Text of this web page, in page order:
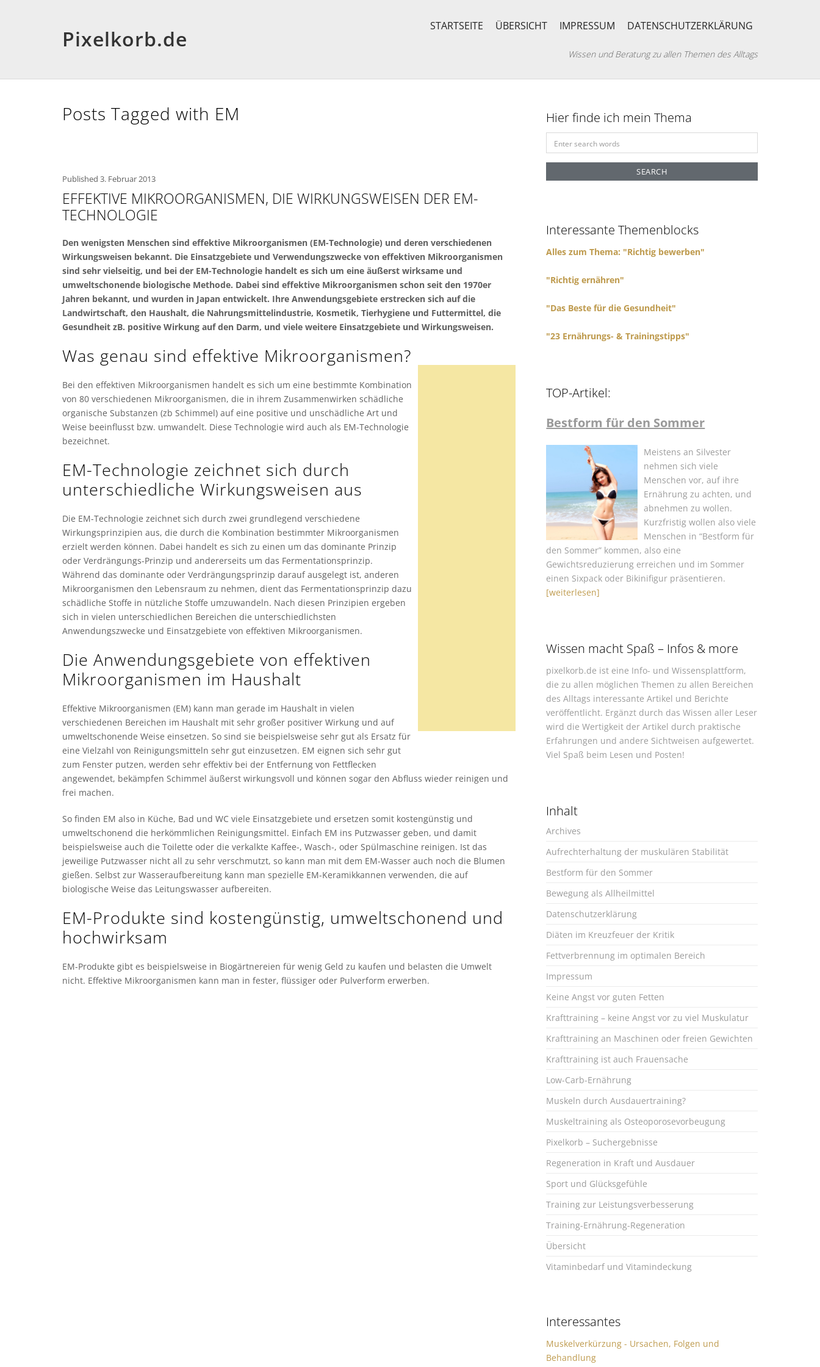
Pixelkorb.de
STARTSEITE ÜBERSICHT IMPRESSUM DATENSCHUTZERKLÄRUNG
Wissen und Beratung zu allen Themen des Alltags
Posts Tagged with EM
Published 3. Februar 2013
EFFEKTIVE MIKROORGANISMEN, DIE WIRKUNGSWEISEN DER EM-
TECHNOLOGIE
Den wenigsten Menschen sind effektive Mikroorganismen (EM-Technologie) und deren verschiedenen
Wirkungsweisen bekannt. Die Einsatzgebiete und Verwendungszwecke von effektiven Mikroorganismen
sind sehr vielseitig, und bei der EM-Technologie handelt es sich um eine äußerst wirksame und
umweltschonende biologische Methode. Dabei sind effektive Mikroorganismen schon seit den 1970er
Jahren bekannt, und wurden in Japan entwickelt. Ihre Anwendungsgebiete erstrecken sich auf die
Landwirtschaft, den Haushalt, die Nahrungsmittelindustrie, Kosmetik, Tierhygiene und Futtermittel, die
Gesundheit zB. positive Wirkung auf den Darm, und viele weitere Einsatzgebiete und Wirkungsweisen.
Was genau sind effektive Mikroorganismen?
Bei den effektiven Mikroorganismen handelt es sich um eine bestimmte Kombination
von 80 verschiedenen Mikroorganismen, die in ihrem Zusammenwirken schädliche
organische Substanzen (zb Schimmel) auf eine positive und unschädliche Art und
Weise beeinflusst bzw. umwandelt. Diese Technologie wird auch als EM-Technologie
bezeichnet.
EM-Technologie zeichnet sich durch
unterschiedliche Wirkungsweisen aus
Die EM-Technologie zeichnet sich durch zwei grundlegend verschiedene
Wirkungsprinzipien aus, die durch die Kombination bestimmter Mikroorganismen
erzielt werden können. Dabei handelt es sich zu einen um das dominante Prinzip
oder Verdrängungs-Prinzip und andererseits um das Fermentationsprinzip.
Während das dominante oder Verdrängungsprinzip darauf ausgelegt ist, anderen
Mikroorganismen den Lebensraum zu nehmen, dient das Fermentationsprinzip dazu
schädliche Stoffe in nützliche Stoffe umzuwandeln. Nach diesen Prinzipien ergeben
sich in vielen unterschiedlichen Bereichen die unterschiedlichsten
Anwendungszwecke und Einsatzgebiete von effektiven Mikroorganismen.
Die Anwendungsgebiete von effektiven
Mikroorganismen im Haushalt
Effektive Mikroorganismen (EM) kann man gerade im Haushalt in vielen
verschiedenen Bereichen im Haushalt mit sehr großer positiver Wirkung und auf
umweltschonende Weise einsetzen. So sind sie beispielsweise sehr gut als Ersatz für
eine Vielzahl von Reinigungsmitteln sehr gut einzusetzen. EM eignen sich sehr gut
zum Fenster putzen, werden sehr effektiv bei der Entfernung von Fettflecken
angewendet, bekämpfen Schimmel äußerst wirkungsvoll und können sogar den Abfluss wieder reinigen und
frei machen.
So finden EM also in Küche, Bad und WC viele Einsatzgebiete und ersetzen somit kostengünstig und
umweltschonend die herkömmlichen Reinigungsmittel. Einfach EM ins Putzwasser geben, und damit
beispielsweise auch die Toilette oder die verkalkte Kaffee-, Wasch-, oder Spülmaschine reinigen. Ist das
jeweilige Putzwasser nicht all zu sehr verschmutzt, so kann man mit dem EM-Wasser auch noch die Blumen
gießen. Selbst zur Wasseraufbereitung kann man spezielle EM-Keramikkannen verwenden, die auf
biologische Weise das Leitungswasser aufbereiten.
EM-Produkte sind kostengünstig, umweltschonend und
hochwirksam
EM-Produkte gibt es beispielsweise in Biogärtnereien für wenig Geld zu kaufen und belasten die Umwelt
nicht. Effektive Mikroorganismen kann man in fester, flüssiger oder Pulverform erwerben.
Hier finde ich mein Thema
e
r
f
o
r
Interessante Themenblocks
Alles zum Thema: "Richtig bewerben"
"Richtig ernähren"
"Das Beste für die Gesundheit"
"23 Ernährungs- & Trainingstipps"
TOP-Artikel:
Bestform für den Sommer
Meistens an Silvester
nehmen sich viele
Menschen vor, auf ihre
Ernährung zu achten, und
abnehmen zu wollen.
Kurzfristig wollen also viele
Menschen in “Bestform für
den Sommer” kommen, also eine
Gewichtsreduzierung erreichen und im Sommer
einen Sixpack oder Bikinifigur präsentieren.
[weiterlesen]
Wissen macht Spaß – Infos & more
pixelkorb.de ist eine Info- und Wissensplattform,
die zu allen möglichen Themen zu allen Bereichen
des Alltags interessante Artikel und Berichte
veröffentlicht. Ergänzt durch das Wissen aller Leser
wird die Wertigkeit der Artikel durch praktische
Erfahrungen und andere Sichtweisen aufgewertet.
Viel Spaß beim Lesen und Posten!
Inhalt
Archives
Aufrechterhaltung der muskulären Stabilität
Bestform für den Sommer
Bewegung als Allheilmittel
Datenschutzerklärung
Diäten im Kreuzfeuer der Kritik
Fettverbrennung im optimalen Bereich
Impressum
Keine Angst vor guten Fetten
Krafttraining – keine Angst vor zu viel Muskulatur
Krafttraining an Maschinen oder freien Gewichten
Krafttraining ist auch Frauensache
Low-Carb-Ernährung
Muskeln durch Ausdauertraining?
Muskeltraining als Osteoporosevorbeugung
Pixelkorb – Suchergebnisse
Regeneration in Kraft und Ausdauer
Sport und Glücksgefühle
Training zur Leistungsverbesserung
Training-Ernährung-Regeneration
Übersicht
Vitaminbedarf und Vitamindeckung
Interessantes
Muskelverkürzung - Ursachen, Folgen und
Behandlung